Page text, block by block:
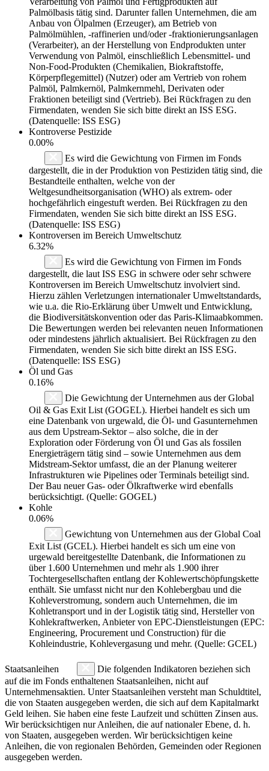
Palmölbasis tätig sind. Darunter fallen Unternehmen, die am
Anbau von Ölpalmen (Erzeuger), am Betrieb von
Palmölmühlen, -raffinerien und/oder -fraktionierungsanlagen
(Verarbeiter), an der Herstellung von Endprodukten unter
Verwendung von Palmöl, einschließlich Lebensmittel- und
Non-Food-Produkten (Chemikalien, Biokraftstoffe,
Körperpflegemittel) (Nutzer) oder am Vertrieb von rohem
Palmöl, Palmkernöl, Palmkernmehl, Derivaten oder
Fraktionen beteiligt sind (Vertrieb). Bei Rückfragen zu den
Firmendaten, wenden Sie sich bitte direkt an ISS ESG.
(Datenquelle: ISS ESG)
Kontroverse Pestizide
0.00%
Es wird die Gewichtung von Firmen im Fonds
dargestellt, die in der Produktion von Pestiziden tätig sind, die
Bestandteile enthalten, welche von der
Weltgesundheitsorganisation (WHO) als extrem- oder
hochgefährlich eingestuft werden. Bei Rückfragen zu den
Firmendaten, wenden Sie sich bitte direkt an ISS ESG.
(Datenquelle: ISS ESG)
Kontroversen im Bereich Umweltschutz
6.32%
Es wird die Gewichtung von Firmen im Fonds
dargestellt, die laut ISS ESG in schwere oder sehr schwere
Kontroversen im Bereich Umweltschutz involviert sind.
Hierzu zählen Verletzungen internationaler Umweltstandards,
wie u.a. die Rio-Erklärung über Umwelt und Entwicklung,
die Biodiversitätskonvention oder das Paris-Klimaabkommen.
Die Bewertungen werden bei relevanten neuen Informationen
oder mindestens jährlich aktualisiert. Bei Rückfragen zu den
Firmendaten, wenden Sie sich bitte direkt an ISS ESG.
(Datenquelle: ISS ESG)
Öl und Gas
0.16%
Die Gewichtung der Unternehmen aus der Global
Oil & Gas Exit List (GOGEL). Hierbei handelt es sich um
eine Datenbank von urgewald, die Öl- und Gasunternehmen
aus dem Upstream-Sektor – also solche, die in der
Exploration oder Förderung von Öl und Gas als fossilen
Energieträgern tätig sind – sowie Unternehmen aus dem
Midstream-Sektor umfasst, die an der Planung weiterer
Infrastrukturen wie Pipelines oder Terminals beteiligt sind.
Der Bau neuer Gas- oder Ölkraftwerke wird ebenfalls
berücksichtigt. (Quelle: GOGEL)
Kohle
0.06%
Gewichtung von Unternehmen aus der Global Coal
Exit List (GCEL). Hierbei handelt es sich um eine von
urgewald bereitgestellte Datenbank, die Informationen zu
über 1.600 Unternehmen und mehr als 1.900 ihrer
Tochtergesellschaften entlang der Kohlewertschöpfungskette
enthält. Sie umfasst nicht nur den Kohlebergbau und die
Kohleverstromung, sondern auch Unternehmen, die im
Kohletransport und in der Logistik tätig sind, Hersteller von
Kohlekraftwerken, Anbieter von EPC-Dienstleistungen (EPC:
Engineering, Procurement und Construction) für die
Kohleindustrie, Kohlevergasung und mehr. (Quelle: GCEL)
Staatsanleihen
Die folgenden Indikatoren beziehen sich
auf die im Fonds enthaltenen Staatsanleihen, nicht auf
Unternehmensaktien. Unter Staatsanleihen versteht man Schuldtitel,
die von Staaten ausgegeben werden, die sich auf dem Kapitalmarkt
Geld leihen. Sie haben eine feste Laufzeit und schütten Zinsen aus.
Wir berücksichtigen nur Anleihen, die auf nationaler Ebene, d. h.
von Staaten, ausgegeben werden. Wir berücksichtigen keine
Anleihen, die von regionalen Behörden, Gemeinden oder Regionen
ausgegeben werden.